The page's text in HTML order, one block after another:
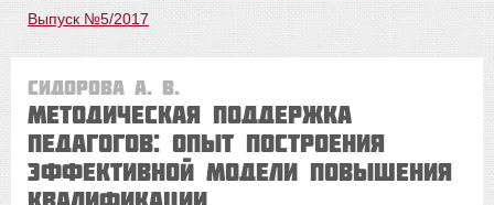
Выпуск №5/2017
Сидорова А. В.
Методическая поддержка
педагогов: опыт построения
эффективной модели повышения